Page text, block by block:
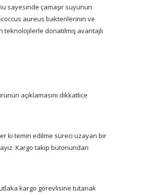
sayesinde çamaşır suyunun
aureus bakterilerinin ve
teknolojilerle donatılmış avantajlı
açıklamasını dikkatlice
ki temin edilme süreci uzayan bir
Kargo takip butonundan
kargo görevlisine tutanak